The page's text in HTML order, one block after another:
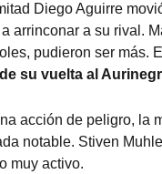
Diego Aguirre
arrinconar a su rival.
pudieron ser más.
su vuelta al
acción de peligro, la
notable. Stiven
muy activo.